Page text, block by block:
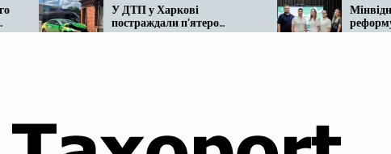
У ДТП у Харкові
постраждали п’ятеро
людей: не розминулися
Мінвідновлення готує
реформу таксі. Що
наразі…